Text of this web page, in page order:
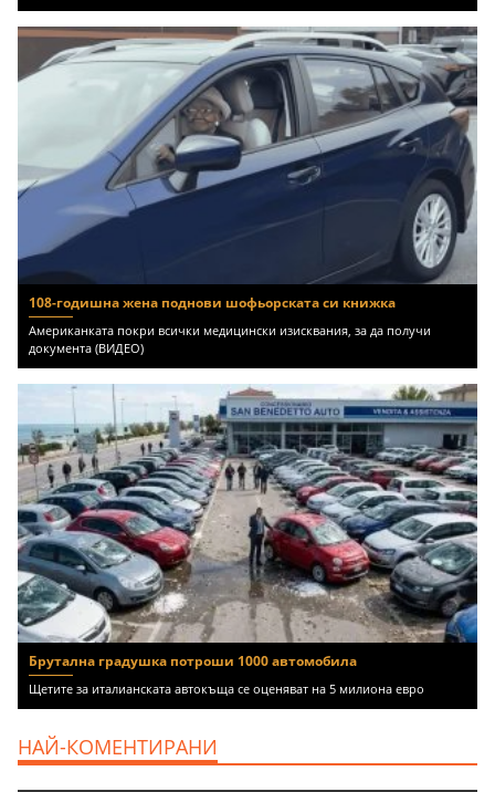
108-годишна жена поднови шофьорската си книжка
Американката покри всички медицински изисквания, за да получи
документа (ВИДЕО)
Брутална градушка потроши 1000 автомобила
Щетите за италианската автокъща се оценяват на 5 милиона евро
НАЙ-КОМЕНТИРАНИ